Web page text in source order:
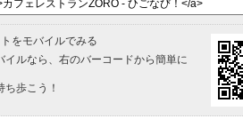
をモバイルでみる
イルなら、右のバーコードから簡単に
歩こう！